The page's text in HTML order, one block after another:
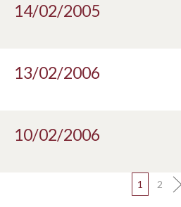
14/02/2005
13/02/2006
10/02/2006
1 2